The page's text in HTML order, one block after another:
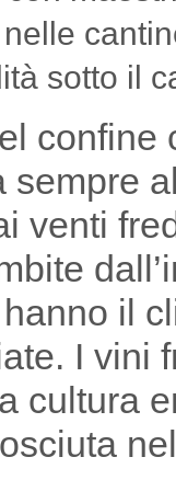
sotto il
confine
sempre
venti
il
I vini
cultura